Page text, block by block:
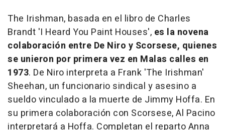
The Irishman, basada en el libro de Charles
Brandt 'I Heard You Paint Houses', es la novena
colaboración entre De Niro y Scorsese, quienes
se unieron por primera vez en Malas calles en
1973. De Niro interpreta a Frank 'The Irishman'
Sheehan, un funcionario sindical y asesino a
sueldo vinculado a la muerte de Jimmy Hoffa. En
su primera colaboración con Scorsese, Al Pacino
interpretará a Hoffa. Completan el reparto Anna